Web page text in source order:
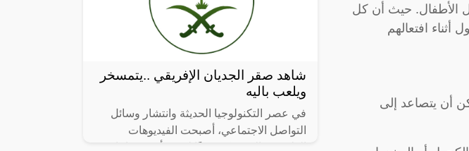
الأطفال. حيث أن كل
أثناء افتعالهم
أن يتصاعد إلى
شاهد صقر الجديان الإفريقي ..يتمسخر
ويلعب باليه
في عصر التكنولوجيا الحديثة وانتشار وسائل
التواصل الاجتماعي، أصبحت الفيديوهات